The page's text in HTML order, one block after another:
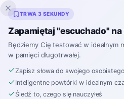
Inklingo
Strona główna›Hiszpański›Słownik
TRWA 3 SEKUNDY
Zapamiętaj "escuchado"
Będziemy Cię testować w idealnym
w pamięci długotrwałej.
Zapisz słowa do swojego
Inteligentne powtórki w idealnym
Śledź to, czego się nauczyłeś